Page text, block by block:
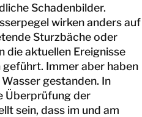
Schadenbilder.
wirken anders auf
Sturzbäche oder
die aktuellen Ereignisse
Immer aber haben
gestanden. In
Überprüfung der
sein, dass im und am